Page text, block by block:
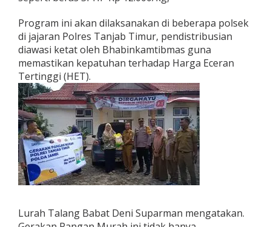
Program ini akan dilaksanakan di beberapa polsek
di jajaran Polres Tanjab Timur, pendistribusian
diawasi ketat oleh Bhabinkamtibmas guna
memastikan kepatuhan terhadap Harga Eceran
Tertinggi (HET).
Lurah Talang Babat Deni Suparman mengatakan.